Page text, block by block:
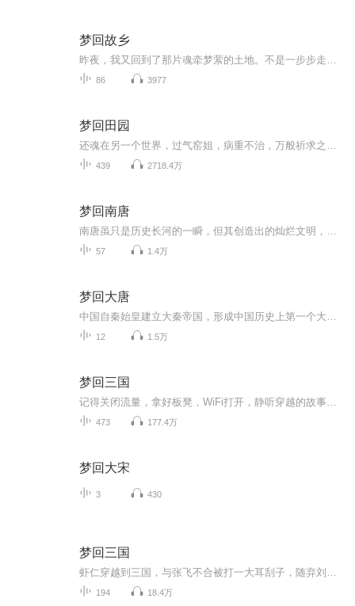
梦回故乡
86 3977
梦回田园
439 2718.4万
梦回南唐
57 1.4万
梦回大唐
12 1.5万
梦回三国
473 177.4万
梦回大宋
3 430
梦回三国
194 18.4万